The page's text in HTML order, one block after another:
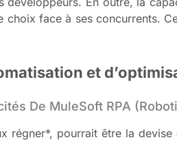
choix face à ses concurrents.
et
De MuleSoft RPA
régner*, pourrait être la